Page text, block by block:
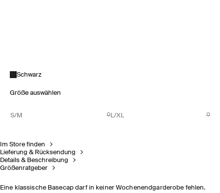
Schwarz
Größe auswählen
S/M L/XL
Im Store finden
Lieferung & Rücksendung
Details & Beschreibung
Größenratgeber
Eine klassische Basecap darf in keiner Wochenendgarderobe fehlen.